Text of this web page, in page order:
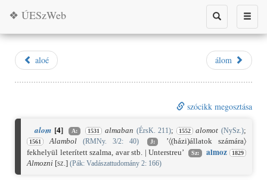
Toggle
Toggle
search
❖ ÚESzWeb
aloé álom
szócikk megosztása
alom [4] A: 1531 almaban (ÉrsK. 211); 1552 alomot (NySz.);
1561 Alambol (RMNy. 3/2: 40) J:
’〈(házi)állatok számára〉
fekhelyül leterített szalma, avar stb. | Unterstreu’
Sz: almoz 1829
Almozni [sz.] (Pák: Vadászattudomány 2: 166)